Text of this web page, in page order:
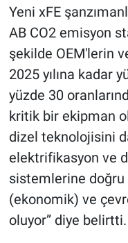
Yeni xFE
AB CO2 emisyon
şekilde OEM'lerin
2025 yılına kadar
yüzde 30
kritik bir ekipman
dizel teknolojisini
elektrifikasyon ve
sistemlerine
(ekonomik) ve
oluyor” diye belirtti.